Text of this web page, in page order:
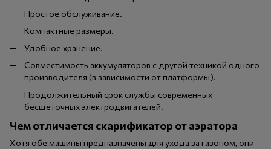
Простое обслуживание.
Компактные размеры.
Удобное хранение.
Совместимость аккумуляторов с другой техникой одного
производителя (в зависимости от платформы).
Продолжительный срок службы современных
бесщеточных электродвигателей.
Чем отличается скарификатор от аэратора
Хотя обе машины предназначены для ухода за газоном, они